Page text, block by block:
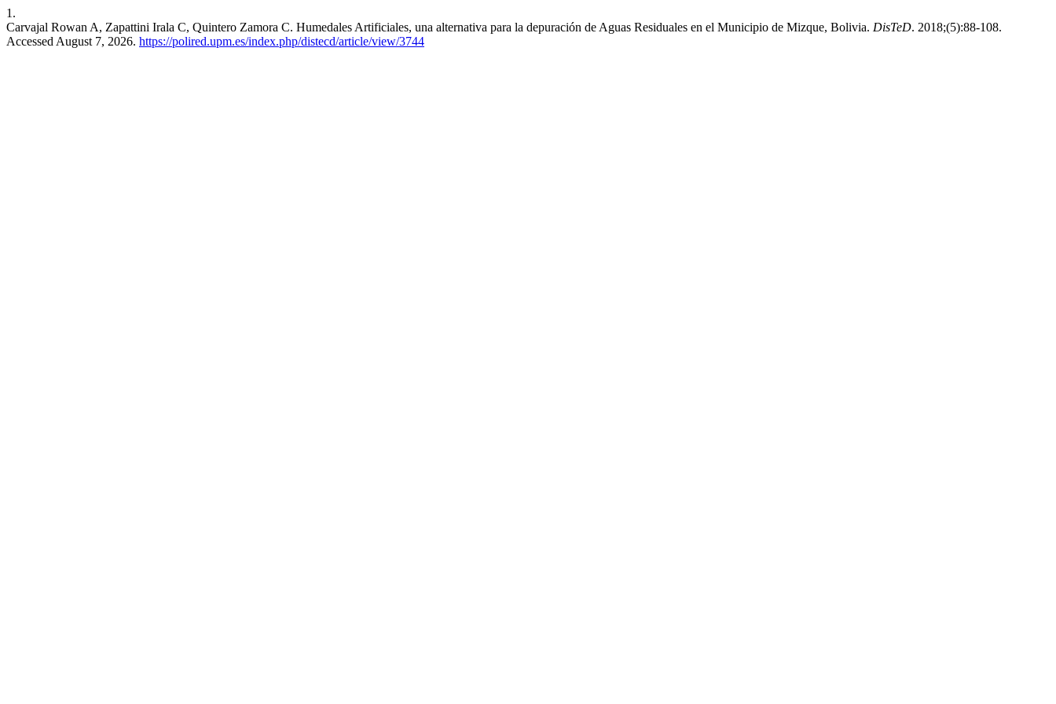
1.
Carvajal Rowan A, Zapattini Irala C, Quintero Zamora C. Humedales Artificiales, una alternativa para la depuración de Aguas Residuales en el Municipio de Mizque, Bolivia. DisTeD. 2018;(5):88-108.
Accessed August 7, 2026. https://polired.upm.es/index.php/distecd/article/view/3744